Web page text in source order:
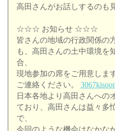
高田さんがお話しするのも
☆☆☆ お知らせ ☆☆☆
皆さんの地域の行政関係の
も、高田さんの土中環境を
合、
現地参加の席をご用意しま
ご連絡ください。
日本各地より高田さんへの
ており、高田さんは益々多
で、
今回のような機会はなかな